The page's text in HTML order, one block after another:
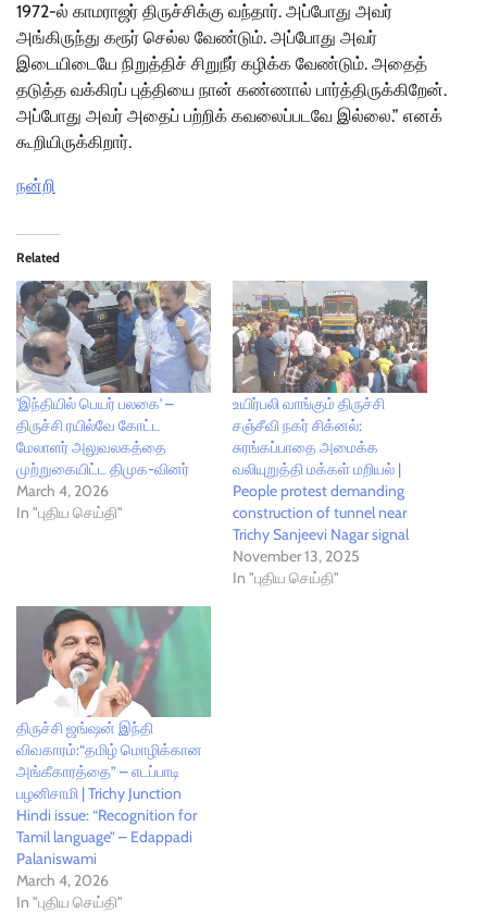
1972-ல் காமராஜர் திருச்சிக்கு வந்தார். அப்போது அவர்
அங்கிருந்து கரூர் செல்ல வேண்டும். அப்போது அவர்
இடையிடையே நிறுத்திச் சிறுநீர் கழிக்க வேண்டும். அதைத்
தடுத்த வக்கிரப் புத்தியை நான் கண்ணால் பார்த்திருக்கிறேன்.
அப்போது அவர் அதைப் பற்றிக் கவலைப்படவே இல்லை.” எனக்
கூறியிருக்கிறார்.
நன்றி
Related
'இந்தியில் பெயர் பலகை' –
திருச்சி ரயில்வே கோட்ட
மேலாளர் அலுவலகத்தை
முற்றுகையிட்ட திமுக-வினர்
March 4, 2026
In "புதிய செய்தி"
உயிர்பலி வாங்கும் திருச்சி
சஞ்சீவி நகர் சிக்னல்:
சுரங்கப்பாதை அமைக்க
வலியுறுத்தி மக்கள் மறியல் |
People protest demanding
construction of tunnel near
Trichy Sanjeevi Nagar signal
November 13, 2025
In "புதிய செய்தி"
திருச்சி ஜங்ஷன் இந்தி
விவகாரம்:“தமிழ் மொழிக்கான
அங்கீகாரத்தை” – எடப்பாடி
பழனிசாமி | Trichy Junction
Hindi issue: “Recognition for
Tamil language” – Edappadi
Palaniswami
March 4, 2026
In "புதிய செய்தி"